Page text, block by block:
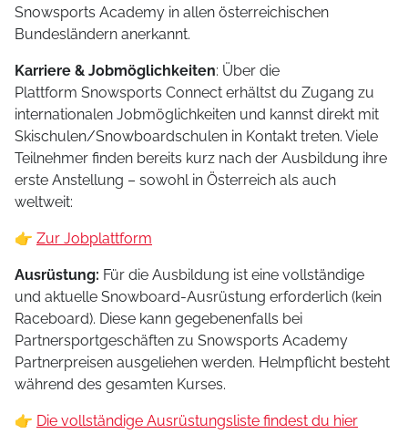
Snowsports Academy in allen österreichischen
Bundesländern anerkannt.
Karriere & Jobmöglichkeiten: Über die
Plattform Snowsports Connect erhältst du Zugang zu
internationalen Jobmöglichkeiten und kannst direkt mit
Skischulen/Snowboardschulen in Kontakt treten. Viele
Teilnehmer finden bereits kurz nach der Ausbildung ihre
erste Anstellung – sowohl in Österreich als auch
weltweit:
👉 Zur Jobplattform
Ausrüstung: Für die Ausbildung ist eine vollständige
und aktuelle Snowboard-Ausrüstung erforderlich (kein
Raceboard). Diese kann gegebenenfalls bei
Partnersportgeschäften zu Snowsports Academy
Partnerpreisen ausgeliehen werden. Helmpflicht besteht
während des gesamten Kurses.
👉 Die vollständige Ausrüstungsliste findest du hier